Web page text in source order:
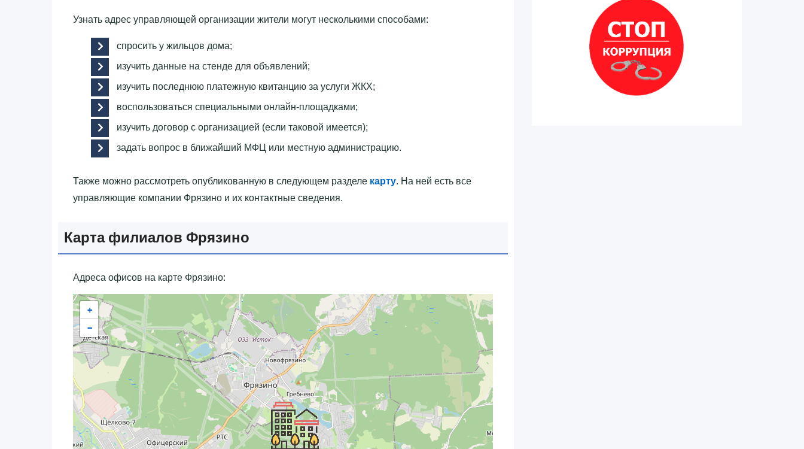
Узнать адрес управляющей организации жители могут несколькими способами:
спросить у жильцов дома;
изучить данные на стенде для объявлений;
изучить последнюю платежную квитанцию за услуги ЖКХ;
воспользоваться специальными онлайн-площадками;
изучить договор с организацией (если таковой имеется);
задать вопрос в ближайший МФЦ или местную администрацию.
Также можно рассмотреть опубликованную в следующем разделе карту. На ней есть все
управляющие компании Фрязино и их контактные сведения.
Карта филиалов Фрязино
Адреса офисов на карте Фрязино:
+
−